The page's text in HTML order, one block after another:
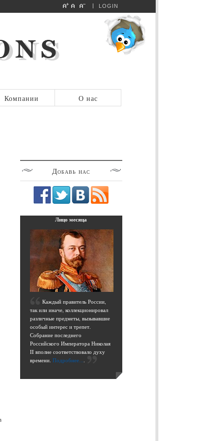
LOGIN
Компании О нас
Добавь нас
Лицо месяца
Каждый правитель России,
так или иначе, коллекционировал
различные предметы, вызывавшие
особый интерес и трепет.
Собрание последнего
Российского Императора Николая
II вполне соответствовало духу
времени. Подробнее....